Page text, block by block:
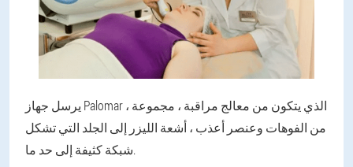
يرسل جهاز Palomar ، الذي يتكون من معالج مراقبة ، مجموعة
من الفوهات وعنصر أعذب ، أشعة الليزر إلى الجلد التي تشكل
شبكة كثيفة إلى حد ما.